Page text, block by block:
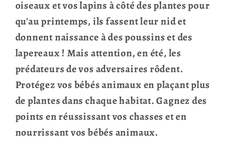
oiseaux et vos lapins à côté des plantes pour
qu'au printemps, ils fassent leur nid et
donnent naissance à des poussins et des
lapereaux ! Mais attention, en été, les
prédateurs de vos adversaires rôdent.
Protégez vos bébés animaux en plaçant plus
de plantes dans chaque habitat. Gagnez des
points en réussissant vos chasses et en
nourrissant vos bébés animaux.